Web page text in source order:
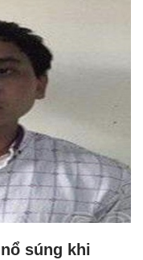
súng khi